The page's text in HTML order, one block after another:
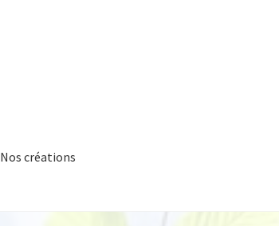
Nos créations